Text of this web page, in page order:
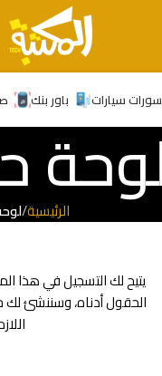
سيارات باور بنك
الرئيسية/
يتيح لك التسجيل في هذا
الحقول أدناه، وسننشئ